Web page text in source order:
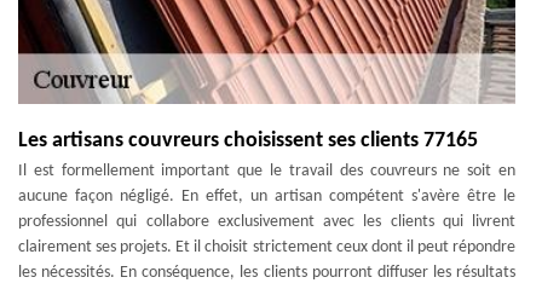
Les artisans couvreurs choisissent ses clients 77165
Il est formellement important que le travail des couvreurs ne soit en
aucune façon négligé. En effet, un artisan compétent s'avère être le
professionnel qui collabore exclusivement avec les clients qui livrent
clairement ses projets. Et il choisit strictement ceux dont il peut répondre
les nécessités. En conséquence, les clients pourront diffuser les résultats